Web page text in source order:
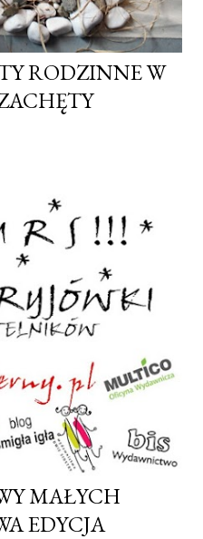
RODZINNE W
MAŁYCH
EDYCJA